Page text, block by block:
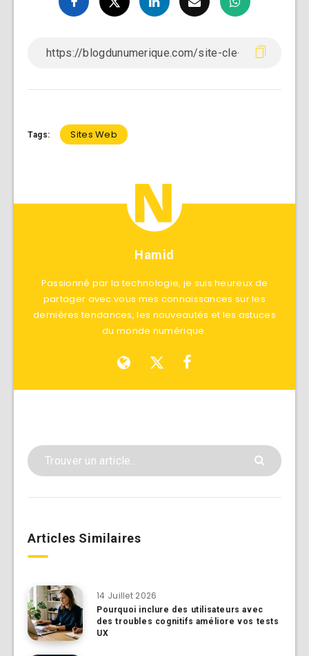
Tags: Sites Web
Hamid
Passionné par la technologie, je suis heureux de
partager avec vous mes connaissances sur les
dernières tendances, les nouveautés et les astuces
du monde numérique.
Articles Similaires
14 Juillet 2026
Pourquoi inclure des utilisateurs avec
des troubles cognitifs améliore vos tests
UX